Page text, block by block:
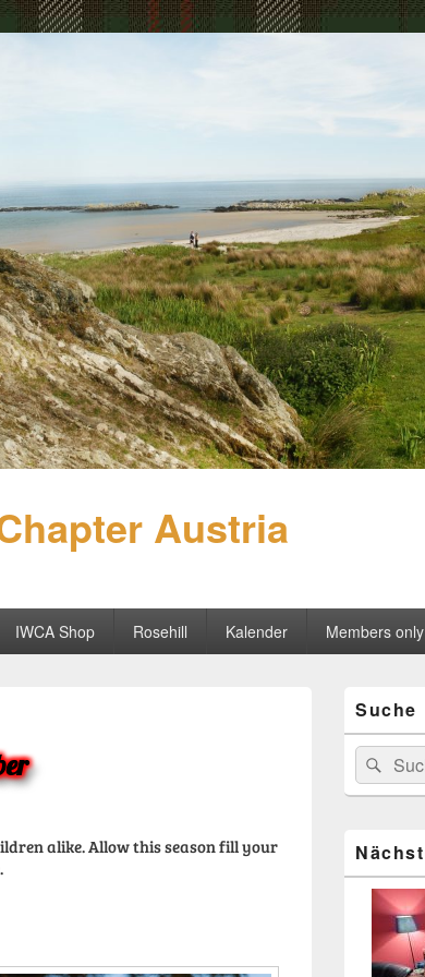
Austria
IWCA Shop Rosehill Kalender Members only
alike. Allow this season fill your
Seitenleisten-
Suche
Suchen
nach: